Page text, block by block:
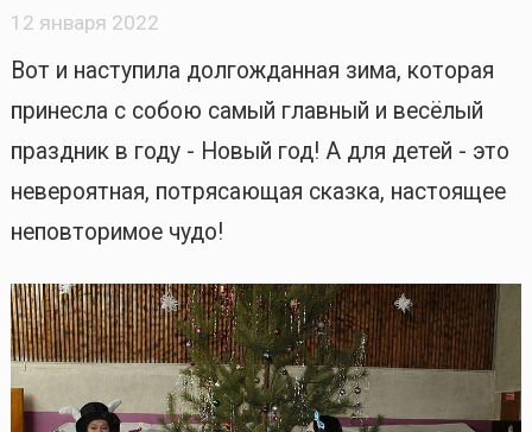
12 января 2022
Вот и наступила долгожданная зима, которая
принесла с собою самый главный и весёлый
праздник в году - Новый год! А для детей - это
невероятная, потрясающая сказка, настоящее
неповторимое чудо!